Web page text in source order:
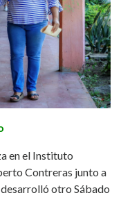
en el Instituto
Contreras junto a
otro Sábado